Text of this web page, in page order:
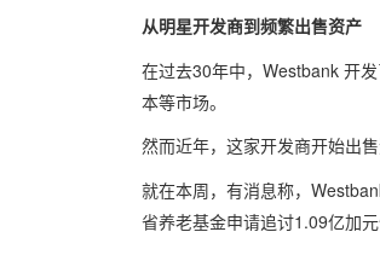
从明星开发商到频繁出售资产
在过去30年中，Westbank 开
本等市场。
然而近年，这家开发商开始出
就在本周，有消息称，
省养老基金申请追讨1.09亿加元